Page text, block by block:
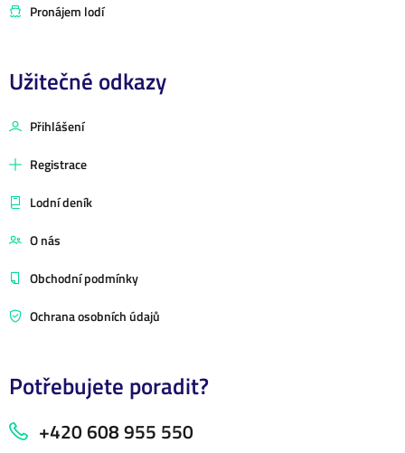
Pronájem lodí
Užitečné odkazy
Přihlášení
Registrace
Lodní deník
O nás
Obchodní podmínky
Ochrana osobních údajů
Potřebujete poradit?
+420 608 955 550